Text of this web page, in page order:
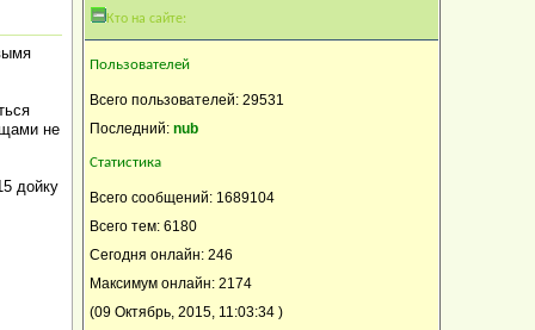
не
дойку
Кто на сайте:
Пользователей
Всего пользователей: 29531
Последний: nub
Статистика
Всего сообщений: 1689104
Всего тем: 6180
Сегодня онлайн: 246
Максимум онлайн: 2174
(09 Октябрь, 2015, 11:03:34 )